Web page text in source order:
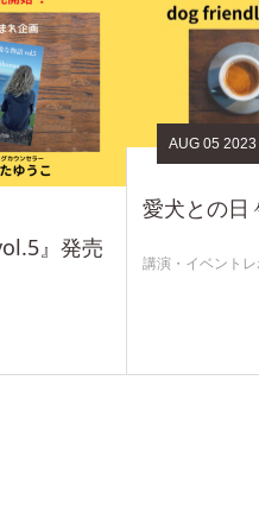
』発売
AUG 05 2023
愛犬との日
講演・イベントレ